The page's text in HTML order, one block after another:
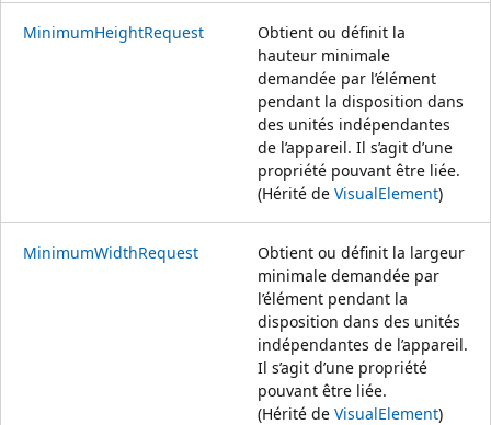
MinimumHeightRequest
Obtient ou définit la
hauteur minimale
demandée par l’élément
pendant la disposition dans
des unités indépendantes
de l’appareil. Il s’agit d’une
propriété pouvant être liée.
(Hérité de VisualElement)
MinimumWidthRequest
Obtient ou définit la largeur
minimale demandée par
l’élément pendant la
disposition dans des unités
indépendantes de l’appareil.
Il s’agit d’une propriété
pouvant être liée.
(Hérité de VisualElement)